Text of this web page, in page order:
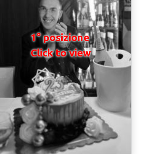
1° posizione
Click to view